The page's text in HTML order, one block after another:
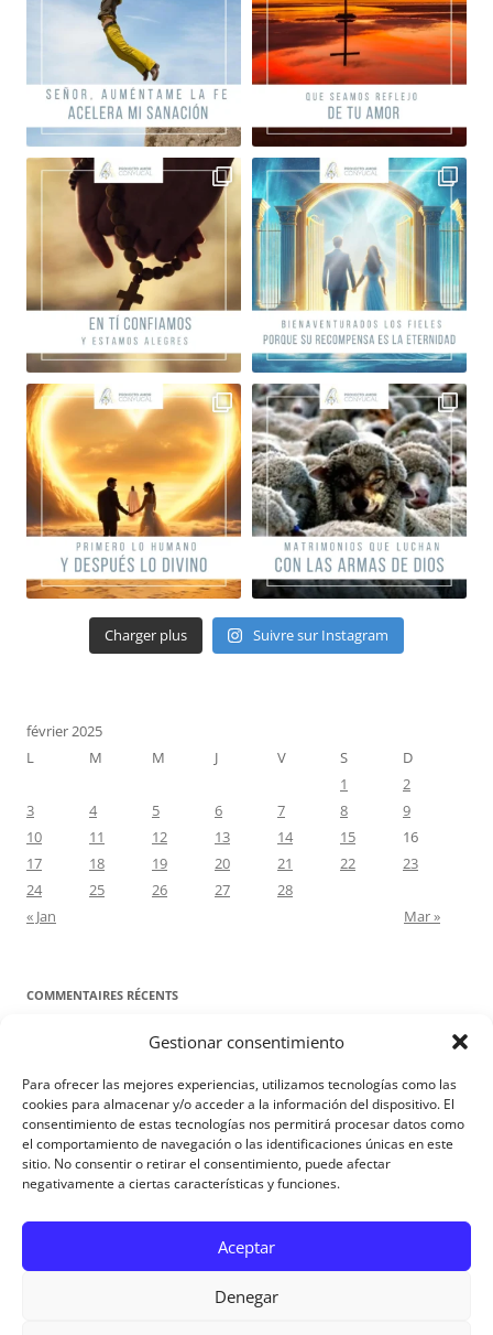
Gestionar consentimiento
Para ofrecer las mejores experiencias, utilizamos tecnologías como las
cookies para almacenar y/o acceder a la información del dispositivo. El
consentimiento de estas tecnologías nos permitirá procesar datos como
el comportamiento de navegación o las identificaciones únicas en este
sitio. No consentir o retirar el consentimiento, puede afectar
negativamente a ciertas características y funciones.
Aceptar
Denegar
Charger plus Suivre sur Instagram
février 2025
L
M M J V S
D
1
2
3
4 5 6 7 8
9
10
11 12 13 14 15
16
17
18 19 20 21 22
23
24
25 26 27
28
« Jan
Mar »
COMMENTAIRES RÉCENTS
Proyecto Amor ConyugaldansContre toute attente. Commentaire
pour les époux : Luc 12, 8-12
Manuel MirallesdansContre toute attente. Commentaire pour les
époux : Luc 12, 8-12